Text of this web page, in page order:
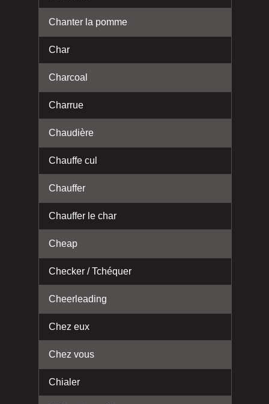
Chanter la pomme
Char
Charcoal
Charrue
Chaudière
Chauffe cul
Chauffer
Chauffer le char
Cheap
Checker / Tchéquer
Cheerleading
Chez eux
Chez vous
Chialer